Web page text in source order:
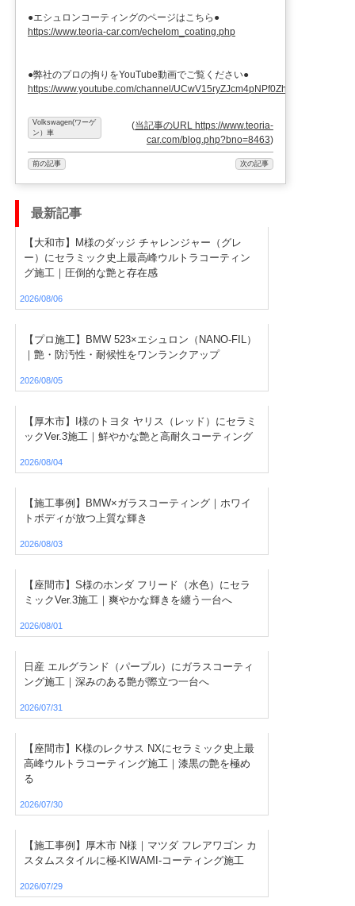
●エシュロンコーティングのページはこちら●
https://www.teoria-car.com/echelom_coating.php
●弊社のプロの拘りをYouTube動画でご覧ください●
https://www.youtube.com/channel/UCwV15ryZJcm4pNPf0ZhXu9g
Volkswagen(ワーゲ
ン）車
(当記事のURL https://www.teoria-
car.com/blog.php?bno=8463)
前の記事 次の記事
最新記事
【大和市】M様のダッジ チャレンジャー（グレ
ー）にセラミック史上最高峰ウルトラコーティン
グ施工｜圧倒的な艶と存在感
2026/08/06
【プロ施工】BMW 523×エシュロン（NANO-FIL）
｜艶・防汚性・耐候性をワンランクアップ
2026/08/05
【厚木市】I様のトヨタ ヤリス（レッド）にセラミ
ックVer.3施工｜鮮やかな艶と高耐久コーティング
2026/08/04
【施工事例】BMW×ガラスコーティング｜ホワイ
トボディが放つ上質な輝き
2026/08/03
【座間市】S様のホンダ フリード（水色）にセラ
ミックVer.3施工｜爽やかな輝きを纏う一台へ
2026/08/01
日産 エルグランド（パープル）にガラスコーティ
ング施工｜深みのある艶が際立つ一台へ
2026/07/31
【座間市】K様のレクサス NXにセラミック史上最
高峰ウルトラコーティング施工｜漆黒の艶を極め
る
2026/07/30
【施工事例】厚木市 N様｜マツダ フレアワゴン カ
スタムスタイルに極-KIWAMI-コーティング施工
2026/07/29